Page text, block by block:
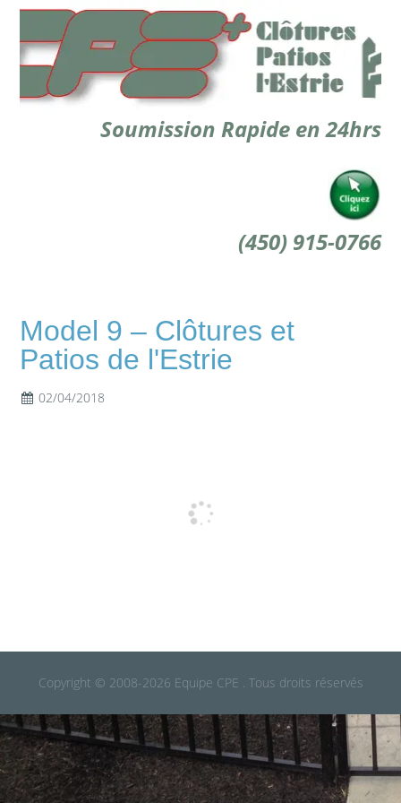
Soumission Rapide en 24hrs
(450) 915-0766
Model 9 – Clôtures et
Patios de l'Estrie
02/04/2018
Copyright © 2008-2026 Equipe CPE . Tous droits réservés